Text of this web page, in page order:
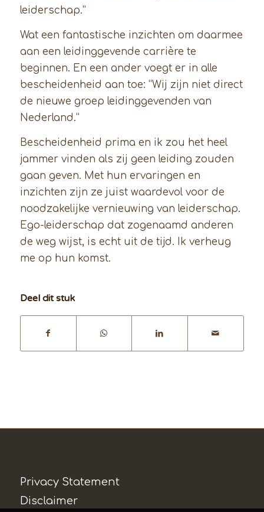
leiderschap.”
Wat een fantastische inzichten om daarmee
aan een leidinggevende carrière te
beginnen. En een ander voegt er in alle
bescheidenheid aan toe: “Wij zijn niet direct
de nieuwe groep leidinggevenden van
Nederland.”
Bescheidenheid prima en ik zou het heel
jammer vinden als zij geen leiding zouden
gaan geven. Met hun ervaringen en
inzichten zijn ze juist waardevol voor de
noodzakelijke vernieuwing van leiderschap.
Ego-leiderschap dat zogenaamd anderen
de weg wijst, is echt uit de tijd. Ik verheug
me op hun komst.
Deel dit stuk
Privacy Statement
Disclaimer